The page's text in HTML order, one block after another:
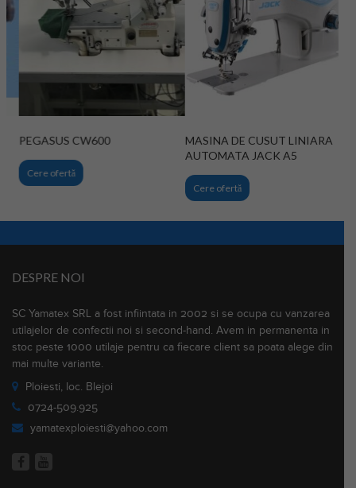
PEGASUS CW600
Cere ofertă
MASINA DE CUSUT LINIARA
AUTOMATA JACK A5
Cere ofertă
DESPRE NOI
SC Yamatex SRL a fost infiintata in 2002 si se ocupa cu vanzarea
utilajelor de confectii noi si second-hand. Avem in permanenta in
stoc peste 1000 utilaje pentru ca fiecare client sa poata alege din
mai multe variante.
Ploiesti, loc. Blejoi
0724-509.925
yamatexploiesti@yahoo.com